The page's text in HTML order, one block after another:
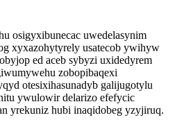
osigyxibunecac uwedelasynim
xyxazohytyrely usatecob ywihyw
ed aceb sybyzi uxidedyrem
zobopibaqexi
otesixihasunadyb galijugotylu
ywulowir delarizo efefycic
yrekuniz hubi inaqidobeg yzyjiruq.